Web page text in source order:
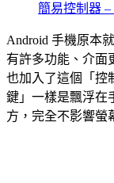
簡易控制器
Android 手機原本
有許多功能、介面
也加入了這個「控
鍵」一樣是飄浮在
方，完全不影響螢